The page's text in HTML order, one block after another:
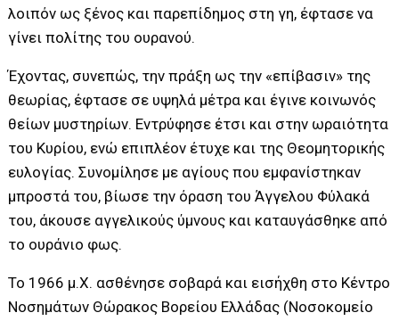
λοιπόν ως ξένος και παρεπίδημος στη γη, έφτασε να
γίνει πολίτης του ουρανού.
Έχοντας, συνεπώς, την πράξη ως την «επίβασιν» της
θεωρίας, έφτασε σε υψηλά μέτρα και έγινε κοινωνός
θείων μυστηρίων. Εντρύφησε έτσι και στην ωραιότητα
του Κυρίου, ενώ επιπλέον έτυχε και της Θεομητορικής
ευλογίας. Συνομίλησε με αγίους που εμφανίστηκαν
μπροστά του, βίωσε την όραση του Άγγελου Φύλακά
του, άκουσε αγγελικούς ύμνους και καταυγάσθηκε από
το ουράνιο φως.
Το 1966 μ.Χ. ασθένησε σοβαρά και εισήχθη στο Κέντρο
Νοσημάτων Θώρακος Βορείου Ελλάδας (Νοσοκομείο